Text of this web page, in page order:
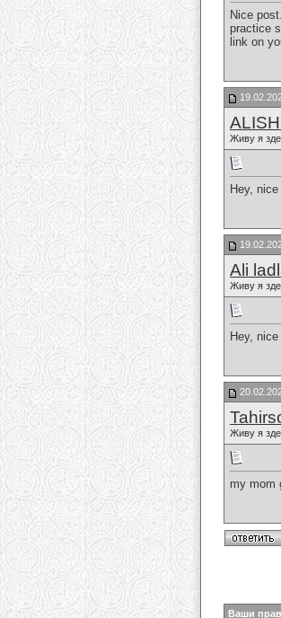
Nice
practice
link on
Живу я
Hey,
Ali
Живу я
Hey,
Живу я
my mom
Ваши